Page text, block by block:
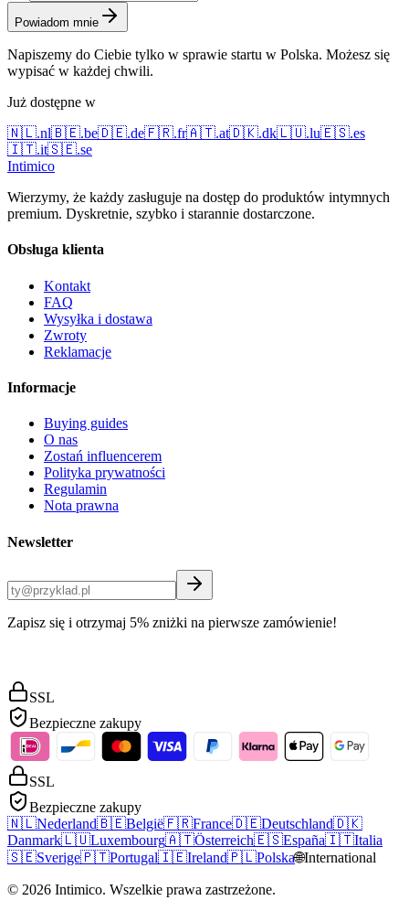
Powiadom mnie
Napiszemy do Ciebie tylko w sprawie startu w Polska. Możesz się
wypisać w każdej chwili.
Już dostępne w
🇳🇱.nl🇧🇪.be🇩🇪.de🇫🇷.fr🇦🇹.at🇩🇰.dk🇱🇺.lu🇪🇸.es
🇮🇹.it🇸🇪.se
Intimico
Wierzymy, że każdy zasługuje na dostęp do produktów intymnych
premium. Dyskretnie, szybko i starannie dostarczone.
Obsługa klienta
Kontakt
FAQ
Wysyłka i dostawa
Zwroty
Reklamacje
Informacje
Buying guides
O nas
Zostań influencerem
Polityka prywatności
Regulamin
Nota prawna
Newsletter
Zapisz się i otrzymaj 5% zniżki na pierwsze zamówienie!
SSL
Bezpieczne zakupy
SSL
Bezpieczne zakupy
🇳🇱Nederland🇧🇪België🇫🇷France🇩🇪Deutschland🇩🇰
Danmark🇱🇺Luxembourg🇦🇹Österreich🇪🇸España🇮🇹Italia
🇸🇪Sverige🇵🇹Portugal🇮🇪Ireland🇵🇱Polska🌐International
© 2026 Intimico. Wszelkie prawa zastrzeżone.